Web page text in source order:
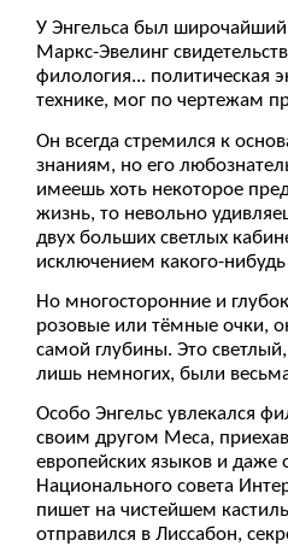
У Энгельса был широчайший
Маркс-Эвелинг
филология... политическая
технике, мог по чертежам
Он всегда стремился к
знаниям, но его
имеешь хоть некоторое
жизнь, то невольно
двух больших светлых
исключением какого-
Но многосторонние и
розовые или тёмные очки,
самой глубины. Это
лишь немногих, были
Особо Энгельс увлекался
своим другом Меса,
европейских языков и
Национального совета
пишет на чистейшем
отправился в Лиссабон,